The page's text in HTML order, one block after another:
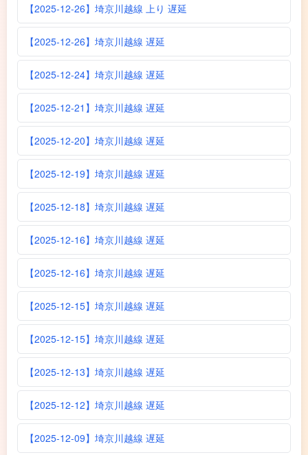
【2025-12-26】埼京川越線 上り 遅延
【2025-12-26】埼京川越線 遅延
【2025-12-24】埼京川越線 遅延
【2025-12-21】埼京川越線 遅延
【2025-12-20】埼京川越線 遅延
【2025-12-19】埼京川越線 遅延
【2025-12-18】埼京川越線 遅延
【2025-12-16】埼京川越線 遅延
【2025-12-16】埼京川越線 遅延
【2025-12-15】埼京川越線 遅延
【2025-12-15】埼京川越線 遅延
【2025-12-13】埼京川越線 遅延
【2025-12-12】埼京川越線 遅延
【2025-12-09】埼京川越線 遅延